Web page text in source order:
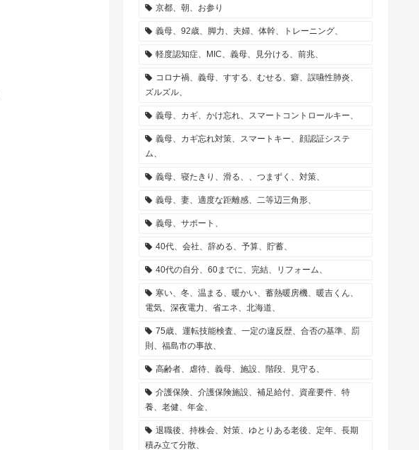
京都、朝、お参り
義母、92歳、脚力、夫婦、体幹、トレーニング、
軽度認知症、MIC、義母、見分ける、前兆、
コロナ禍、義母、すする、むせる、癖、誤嚥性肺炎、
ズルズル、
義母、カギ、かけ忘れ、スマートコントロールキー、
義母、カギ忘れ対策、スマートキー、顔認証システ
ム、
義母、寝たきり、滑る、、つまずく、対策、
義母、妻、適度な距離感、二等辺三角形、
義母、サポート、
40代、会社、辞める、予算、貯蓄、
40代の自分、60までに、完結、リフォーム、
寒い、冬、温まる、暖かい、蓄熱暖房機、暖吉くん、
電気、深夜電力、省エネ、北海道、
75歳、運転技能検査、一定の違反歴、合否の基準、罰
則、福島市の事故、
高齢者、虐待、義母、施設、階段、見守る、
介護保険、介護保険施設、補足給付、資産要件、特
養、老健、年金、
退職後、持株会、対策、ゆとりある老後、定年、長期
積み立て分散、